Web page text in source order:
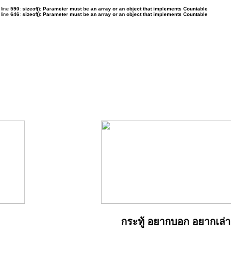
590: sizeof(): Parameter must be an array or an object that implements Countable
646: sizeof(): Parameter must be an array or an object that implements Countable
กระทู้ อยากบอก อยากเล่า